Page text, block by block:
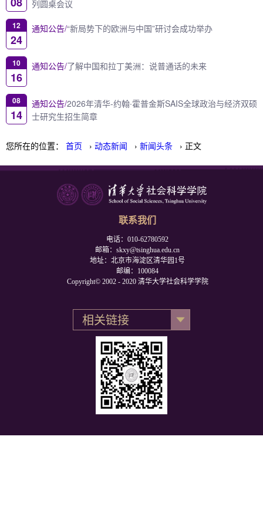
您所在的位置： 首页 › 动态新闻 › 新闻头条 › 正文
列圆桌会议
12
24
通知公告/“新局势下的欧洲与中国”研讨会成功举办
10
16
通知公告/了解中国和拉丁美洲：说普通话的未来
08
14
通知公告/2026年清华-约翰∙霍普金斯SAIS全球政治与经济双硕
士研究生招生简章
联系我们
电话：010-62780592
邮箱：skxy@tsinghua.edu.cn
地址：北京市海淀区清华园1号
邮编：100084
Copyright© 2002 - 2020 清华大学社会科学学院